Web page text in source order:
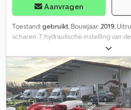
Aanvragen
Toestand:gebruikt, Bouwjaar:2019,
scharen: 7, hydraulische instelling van
pakkerarm, schijfegge,
achteropbouw – aanhangploeg, 7
schijfegge gedemonteerd,
instelling van de voorspoor,
werkbreedte, pakkerarm, opslaglocatie:
Ag Hok